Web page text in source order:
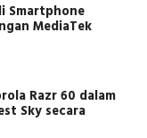
Smartphone
MediaTek
Razr 60 dalam
Sky secara